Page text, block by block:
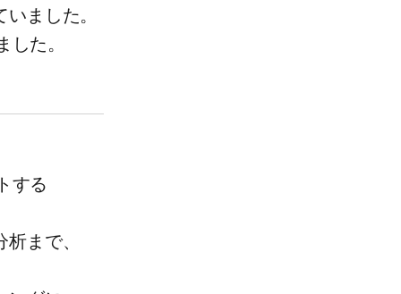
ました。​
た。​
する​
まで、​